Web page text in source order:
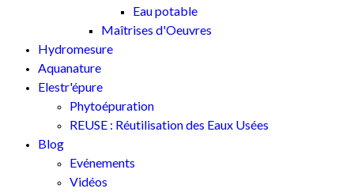
Eau potable
Maîtrises d'Oeuvres
Hydromesure
Aquanature
Elestr'épure
Phytoépuration
REUSE : Réutilisation des Eaux Usées
Blog
Evénements
Vidéos